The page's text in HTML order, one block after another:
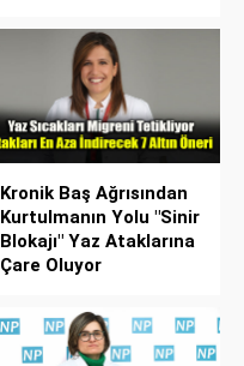
Kronik Baş Ağrısından
Kurtulmanın Yolu "Sinir
Blokajı" Yaz Ataklarına
Çare Oluyor